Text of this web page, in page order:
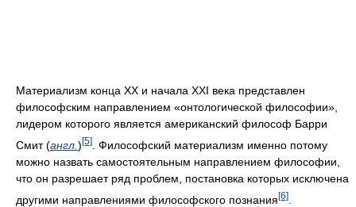
Материализм конца XX и начала XXI века представлен
философским направлением «онтологической философии»,
лидером которого является американский философ Барри
Смит (англ. ) [5]
. Философский материализм именно потому
можно назвать самостоятельным направлением философии,
что он разрешает ряд проблем, постановка которых исключена
другими направлениями философского познания[6]